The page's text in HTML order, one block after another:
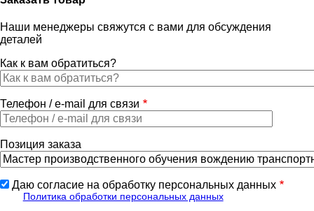
Наши менеджеры свяжутся с вами для обсуждения
деталей
Как к вам обратиться?
Телефон / e-mail для связи
Позиция заказа
Даю согласие на обработку персональных данных
Политика обработки персональных данных